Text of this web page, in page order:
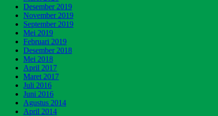
Desember 2019
November 2019
September 2019
Mei 2019
Februari 2019
Desember 2018
Mei 2018
April 2017
Maret 2017
Juli 2016
Juni 2016
Agustus 2014
April 2014